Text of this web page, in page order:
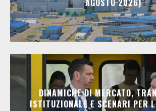
AGOSTO 2026)
DINAMICHE DI MERCATO,
ISTITUZIONALE E SCENARI PER